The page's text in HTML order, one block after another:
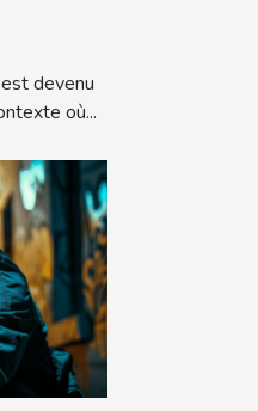
devenu
où...